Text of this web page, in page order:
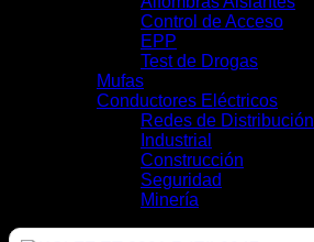
Control de Acceso
EPP
Test de Drogas
Mufas
Conductores Eléctricos
Redes de Distribución
Industrial
Construcción
Seguridad
Minería